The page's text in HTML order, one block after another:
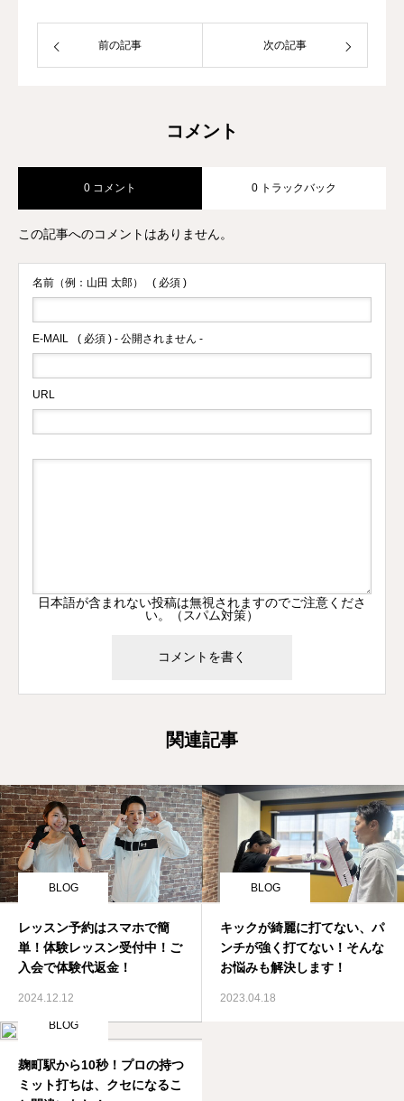
キックボクシング界初のコンサルタント
として、ジム運営やトレーナー育成にも
前の記事 次の記事
コメント
0 コメント 0 トラックバック
この記事へのコメントはありません。
名前（例：山田 太郎） ( 必須 )
E-MAIL ( 必須 ) - 公開されません -
URL
日本語が含まれない投稿は無視されますのでご注意くださ
い。（スパム対策）
関連記事
BLOG
レッスン予約はスマホで簡
単！体験レッスン受付中！ご
入会で体験代返金！
2024.12.12
BLOG
キックが綺麗に打てない、パ
ンチが強く打てない！そんな
お悩みも解決します！
2023.04.18
BLOG
麹町駅から10秒！プロの持つ
ミット打ちは、クセになるこ